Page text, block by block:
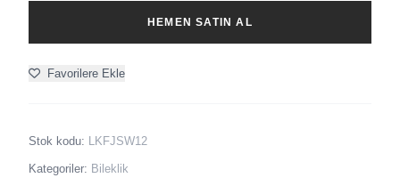
HEMEN SATIN AL
Favorilere Ekle
Stok kodu: LKFJSW12
Kategoriler: Bileklik